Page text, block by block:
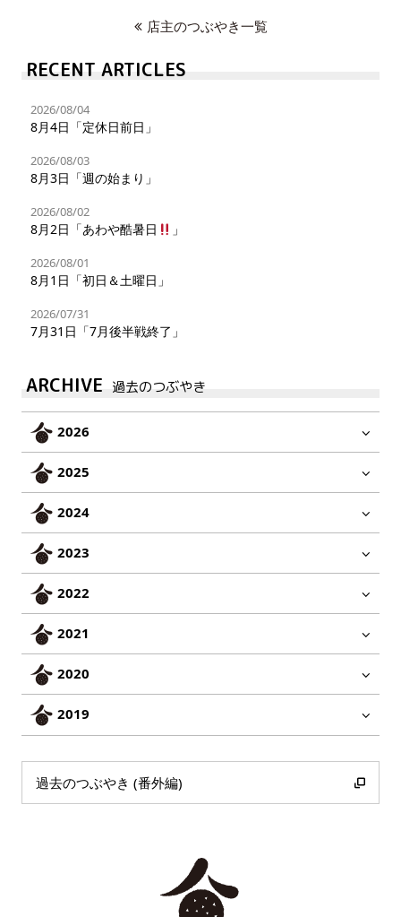
店主のつぶやき一覧
RECENT ARTICLES
2026/08/04
8月4日「定休日前日」
2026/08/03
8月3日「週の始まり」
2026/08/02
8月2日「あわや酷暑日 」
2026/08/01
8月1日「初日＆土曜日」
2026/07/31
7月31日「7月後半戦終了」
ARCHIVE 過去のつぶやき
2026
2025
2024
2023
2022
2021
2020
2019
過去のつぶやき (番外編)